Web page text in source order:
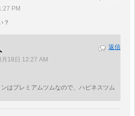
PM
？
18日 12:27 AM
はプレミアムツムなので、ハピネスツム
返信